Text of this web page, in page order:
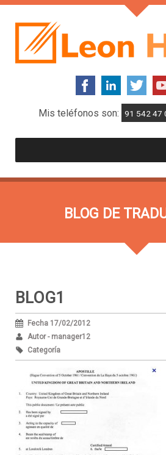
Mis teléfonos son: 91 542 47
BLOG DE
BLOG1
Fecha 17/02/2012
Autor - manager12
Categoría